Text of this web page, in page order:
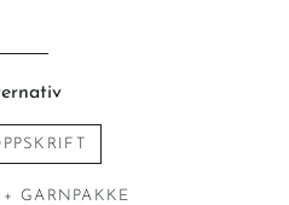
GARNPAKKE